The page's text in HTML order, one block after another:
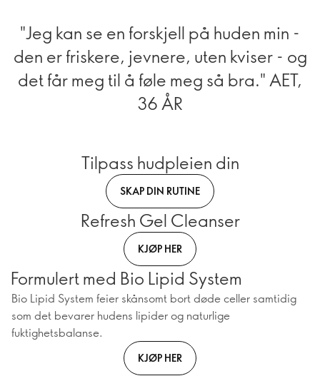
"Jeg kan se en forskjell på huden min -
den er friskere, jevnere, uten kviser - og
det får meg til å føle meg så bra." AET,
36 ÅR
Tilpass hudpleien din
SKAP DIN RUTINE
Refresh Gel Cleanser
KJØP HER
Formulert med Bio Lipid System
Bio Lipid System feier skånsomt bort døde celler samtidig
som det bevarer hudens lipider og naturlige
fuktighetsbalanse.
KJØP HER